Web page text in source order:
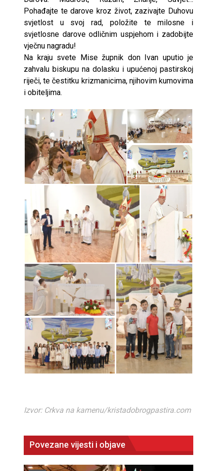
Pohađajte te darove kroz život, zazivajte Duhovu
svjetlost u svoj rad, položite te milosne i
svjetlosne darove odličnim uspjehom i zadobijte
vječnu nagradu!
Na kraju svete Mise župnik don Ivan uputio je
zahvalu biskupu na dolasku i upućenoj pastirskoj
riječi, te čestitku krizmanicima, njihovim kumovima
i obiteljima.
Izvor: Crkva na kamenu/kristadobrogpastira.com
Povezane vijesti i objave